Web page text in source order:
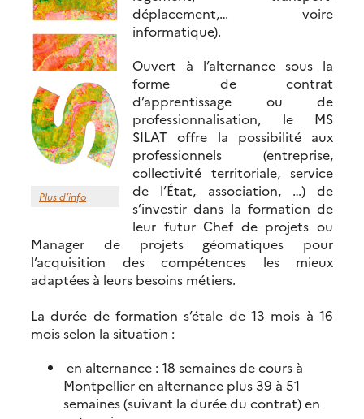
Plus d’info
déplacement,… voire
informatique).
Ouvert à l’alternance sous la
forme de contrat
d’apprentissage ou de
professionnalisation, le MS
SILAT offre la possibilité aux
professionnels (entreprise,
collectivité territoriale, service
de l’État, association, …) de
s’investir dans la formation de
leur futur Chef de projets ou
Manager de projets géomatiques pour
l’acquisition des compétences les mieux
adaptées à leurs besoins métiers.
La durée de formation s’étale de 13 mois à 16
mois selon la situation :
en alternance : 18 semaines de cours à
Montpellier en alternance plus 39 à 51
semaines (suivant la durée du contrat) en